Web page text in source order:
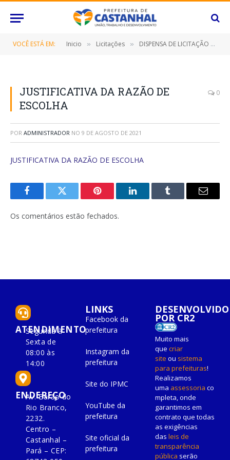
VOCÊ ESTÁ EM: Inicio » Licitações » DISPENSA DE LICITAÇÃO Nº 027/2021 (LOCAÇÃO DE IMÓVEL LOCALIZADO NA ALAMEDA CENTRAL, Nº056, BAIRRO NOVA OLINDA, NESTA CIDADE DE CASTANHAL/PA, DESTINADO AO FUNCIONAMENTO DO C.E.I AQUARELA)
JUSTIFICATIVA DA RAZÃO DE
ESCOLHA
0
POR ADMINISTRADOR NO 9 DE AGOSTO DE 2021
JUSTIFICATIVA DA RAZÃO DE ESCOLHA
FacebookTwitter Pinterest O
Tumblr
E-
Os comentários estão fechados.
ATENDIMENTO
Segunda à
Sexta de
08:00 às
14:00
ENDEREÇO
Av. Barão do
Rio Branco,
2232.
Centro –
Castanhal –
Pará – CEP:
LINKS
Facebook da
prefeitura
Instagram da
prefeitura
Site do IPMC
YouTube da
prefeitura
Site oficial da
prefeitura
DESENVOLVIDO
POR CR2
Muito mais
que criar
site ou sistema
para prefeituras!
Realizamos
uma assessoria co
mpleta, onde
garantimos em
contrato que todas
as exigências
das leis de
transparência
pública serão